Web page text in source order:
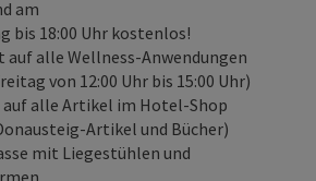
am
bis 18:00 Uhr kostenlos!
auf alle Wellness-Anwendungen
von 12:00 Uhr bis 15:00 Uhr)
auf alle Artikel im Hotel-Shop
Artikel und Bücher)
mit Liegestühlen und